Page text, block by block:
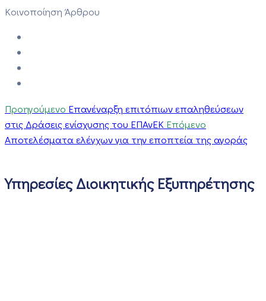
Κοινοποίηση Άρθρου
Προηγούμενο Επανέναρξη επιτόπιων επαληθεύσεων
στις Δράσεις ενίσχυσης του ΕΠΑνΕΚ Επόμενο
Αποτελέσματα ελέγχων για την εποπτεία της αγοράς
Υπηρεσίες Διοικητικής Εξυπηρέτησης